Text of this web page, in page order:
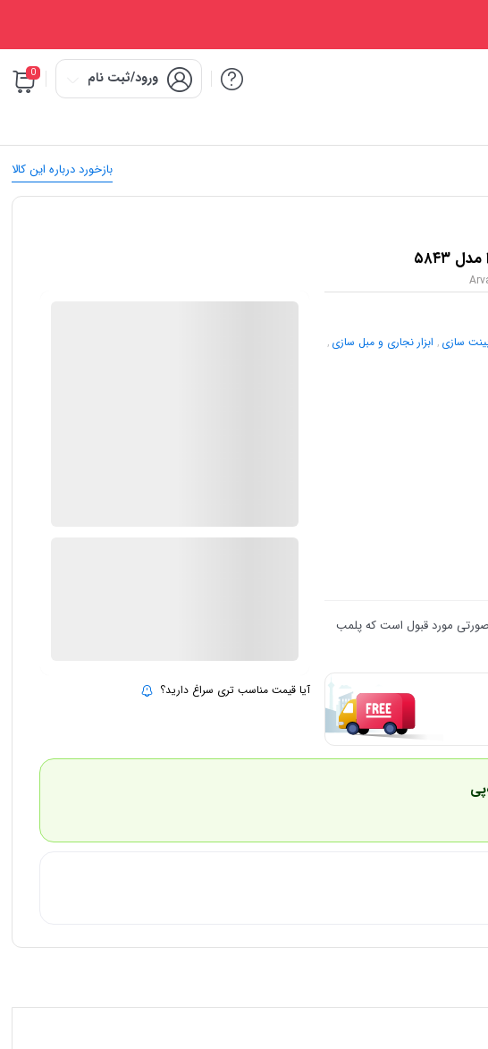
ورود/ثبت نام 0
بازخورد درباره این کالا
سازی , ابزار نجاری و مبل سازی ,
صورتی مورد قبول است که پلمب
٪8 23.997.000
آیا قیمت مناسب تری سراغ دارید؟